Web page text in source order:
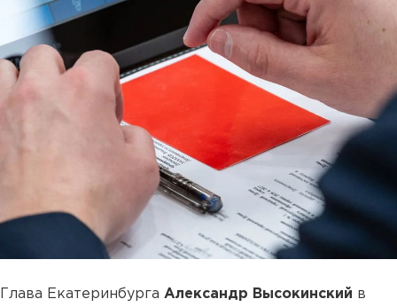
Глава Екатеринбурга Александр Высокинский в